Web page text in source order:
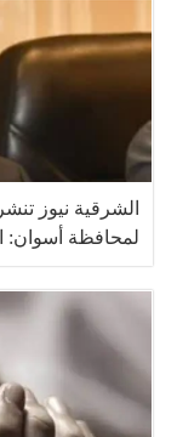
الشرقية نيوز
لمحافظة أسوان: